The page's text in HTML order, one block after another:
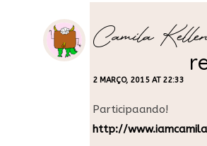
Camila
2 MARÇO, 2015 AT 22:33
Participaando!
http://